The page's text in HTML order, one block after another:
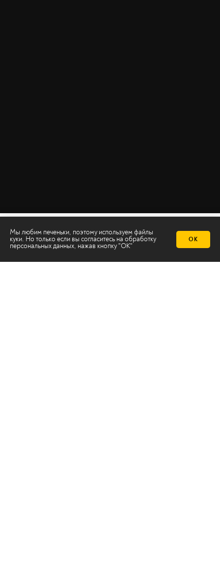
Мы любим печеньки, поэтому используем файлы
куки. Но только если вы согласитесь на обработку
персональных данных, нажав кнопку "ОК"
ОК